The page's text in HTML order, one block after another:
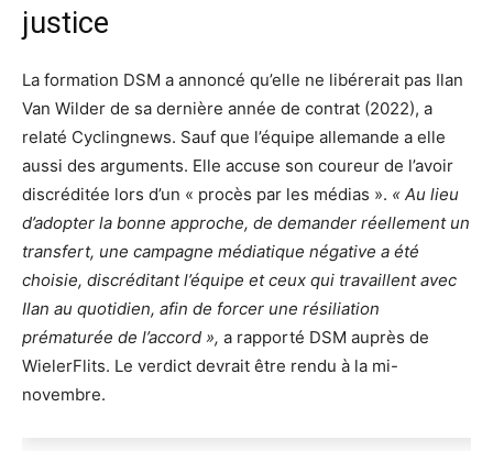
justice
La formation DSM a annoncé qu’elle ne libérerait pas Ilan
Van Wilder de sa dernière année de contrat (2022), a
relaté Cyclingnews. Sauf que l’équipe allemande a elle
aussi des arguments. Elle accuse son coureur de l’avoir
discréditée lors d’un « procès par les médias ». « Au lieu
d’adopter la bonne approche, de demander réellement un
transfert, une campagne médiatique négative a été
choisie, discréditant l’équipe et ceux qui travaillent avec
Ilan au quotidien, afin de forcer une résiliation
prématurée de l’accord », a rapporté DSM auprès de
WielerFlits. Le verdict devrait être rendu à la mi-
novembre.